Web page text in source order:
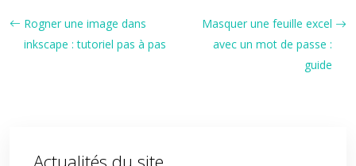
Rogner une image dans
inkscape : tutoriel pas à pas
Masquer une feuille excel
avec un mot de passe :
guide
Actualités du site